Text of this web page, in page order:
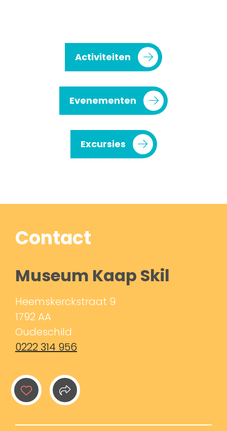
Activiteiten
Evenementen
Excursies
Contact
Museum Kaap Skil
Heemskerckstraat 9
1792 AA
Oudeschild
0222 314 956